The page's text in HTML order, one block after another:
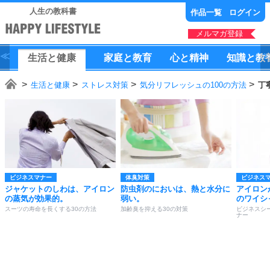
人生の教科書 作品一覧 ログイン
メルマガ登録
生活と健康 家庭と教育 心と精神 知識と教
生活と健康 ストレス対策 気分リフレッシュの100の方法 丁
ビジネスマナー
ジャケットのしわは、アイロン
の蒸気が効果的。
スーツの寿命を長くする30の方法
体臭対策
防虫剤のにおいは、熱と水分に
弱い。
加齢臭を抑える30の対策
ビジネス
アイロ
のワイシ
ビジネスシ
ナー